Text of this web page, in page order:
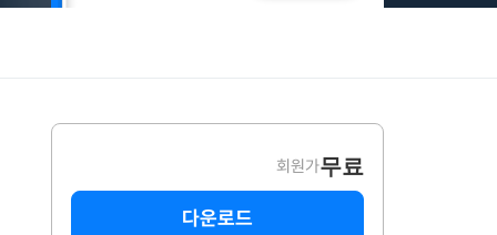
회원가무료
다운로드